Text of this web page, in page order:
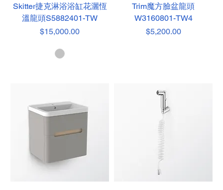
Skitter捷克淋浴浴缸花灑恆
溫龍頭S5882401-TW
價格
$15,000.00
Trim魔方臉盆龍頭
W3160801-TW4
價格
$5,200.00